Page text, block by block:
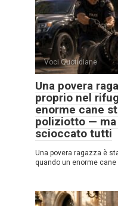
Voci Quotidiane
Una povera
proprio nel
enorme cane
poliziotto — ma
scioccato tutti
Una povera ragazza è
quando un enorme cane